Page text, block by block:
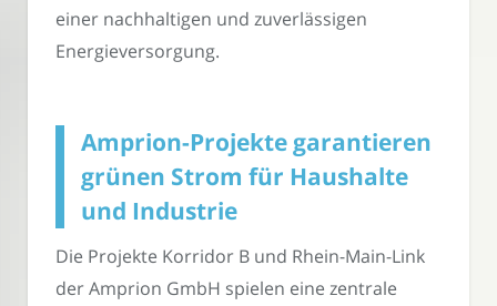
einer nachhaltigen und zuverlässigen
Energieversorgung.
Amprion-Projekte garantieren
grünen Strom für Haushalte
und Industrie
Die Projekte Korridor B und Rhein-Main-Link
der Amprion GmbH spielen eine zentrale